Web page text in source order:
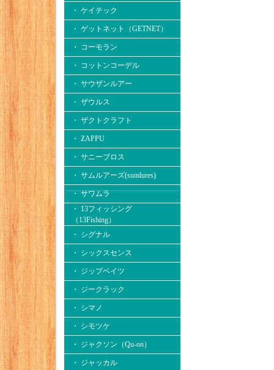
・ ケイテック
・ ゲットネット（GETNET）
・ コーモラン
・ コットンコーデル
・ サウザンルアー
・ ザウルス
・ ザクトクラフト
・ ZAPPU
・ サニーブロス
・ サムルアーズ(sumlures)
・ サワムラ
・ 13フィッシング
（13Fishing）
・ シグナル
・ シックスセンス
・ ジップベイツ
・ ジークラック
・ シマノ
・ シモツケ
・ ジャクソン（Qu-on）
・ ジャッカル